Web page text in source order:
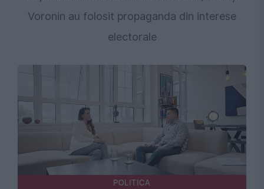
Voronin au folosit propaganda din interese
electorale
POLITICA